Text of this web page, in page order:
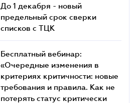
До 1 декабря - новый
предельный срок сверки
списков c ТЦК
Бесплатный вебинар:
«Очередные изменения в
критериях критичности: новые
требования и правила. Как не
потерять статус критически